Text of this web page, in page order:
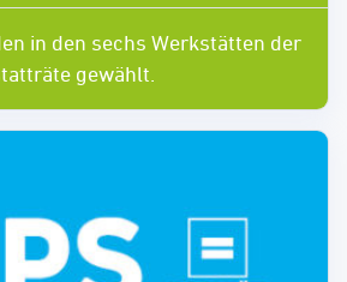
in den sechs Werkstätten der
gewählt.